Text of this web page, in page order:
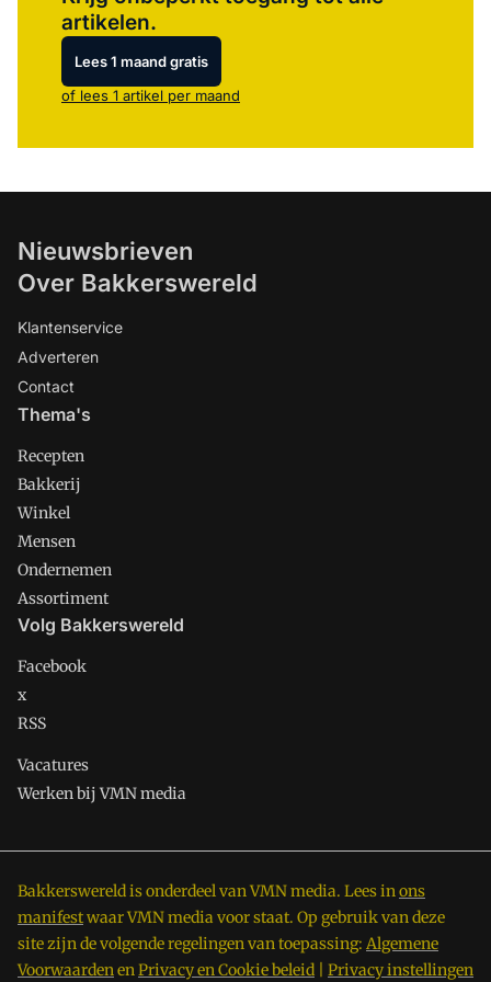
artikelen.
Lees 1 maand gratis
of lees 1 artikel per maand
Nieuwsbrieven
Over Bakkerswereld
Klantenservice
Adverteren
Contact
Thema's
Recepten
Bakkerij
Winkel
Mensen
Ondernemen
Assortiment
Volg Bakkerswereld
Facebook
x
RSS
Vacatures
Werken bij VMN media
Bakkerswereld is onderdeel van VMN media. Lees inons
manifestwaar VMN media voor staat. Op gebruik van deze
site zijn de volgende regelingen van toepassing: Algemene
VoorwaardenenPrivacy en Cookie beleid Privacy instellingen